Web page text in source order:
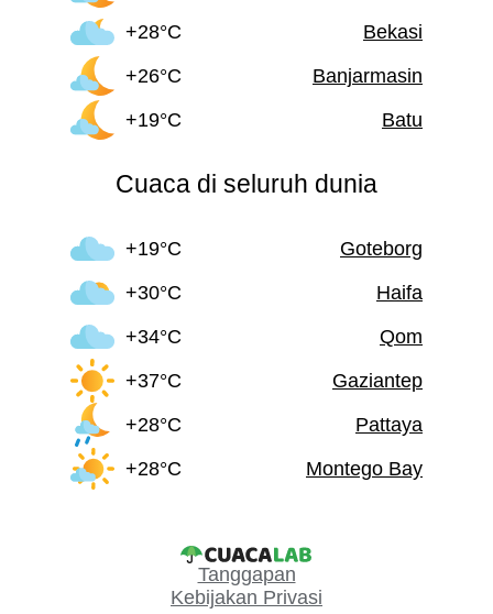
+28°C
Bekasi
+26°C
Banjarmasin
+19°C
Batu
Cuaca di seluruh dunia
+19°C
Goteborg
+30°C
Haifa
+34°C
Qom
+37°C
Gaziantep
+28°C
Pattaya
+28°C
Montego Bay
Tanggapan
Kebijakan Privasi